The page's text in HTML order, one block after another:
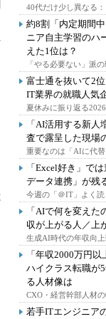
40代だけ少し異なる：
約8割「内定期間
ニア自主学習のハ
えた1位は？
「やる必要ない」派の
富士通を抜いて2
IT業界の就職人気
夏休みに振り返る
「AI活用する新
査で露呈した現場
重要なのは「AIに代
「Excel好き」で
データ連携」が残
今週の「＠IT」よく読
「AIで何を変え
収が上がる人／上
生成AI時代の年収向上
「年収2000万円
ハイクラス転職が
る人材像は
CXO・経営幹部人材の
若手ITエンジニア